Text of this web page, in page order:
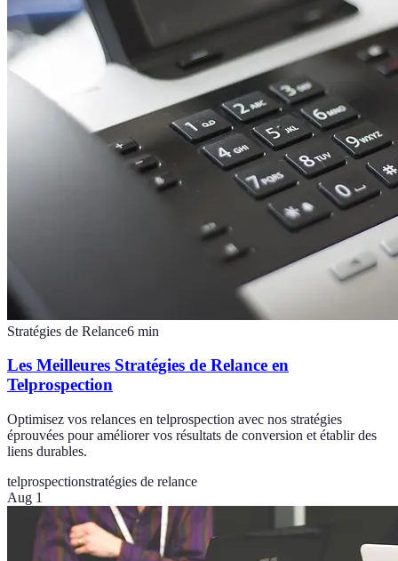
Stratégies de Relance6 min
Les Meilleures Stratégies de Relance en
Telprospection
Optimisez vos relances en telprospection avec nos stratégies
éprouvées pour améliorer vos résultats de conversion et établir des
liens durables.
telprospectionstratégies de relance
Aug 1